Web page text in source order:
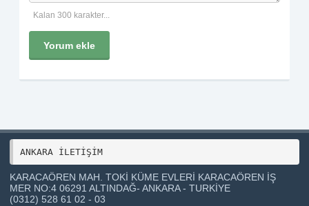
Kalan 300 karakter...
Yorum ekle
ANKARA İLETİŞİM
KARACAÖREN MAH. TOKİ KÜME EVLERİ KARACAÖREN İŞ
MER NO:4 06291 ALTINDAĞ- ANKARA - TURKİYE
(0312) 528 61 02 - 03